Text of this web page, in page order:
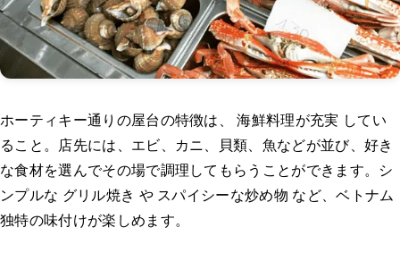
ホーティキー通りの屋台の特徴は、 海鮮料理が充実 してい
ること。店先には、エビ、カニ、貝類、魚などが並び、好き
な食材を選んでその場で調理してもらうことができます。シ
ンプルな グリル焼き や スパイシーな炒め物 など、ベトナム
独特の味付けが楽しめます。